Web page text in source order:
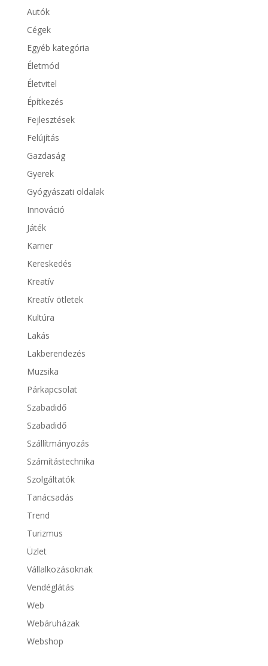
Autók
Cégek
Egyéb kategória
Életmód
Életvitel
Építkezés
Fejlesztések
Felújítás
Gazdaság
Gyerek
Gyógyászati oldalak
Innováció
Játék
Karrier
Kereskedés
Kreatív
Kreatív ötletek
Kultúra
Lakás
Lakberendezés
Muzsika
Párkapcsolat
Szabadidő
Szabadidő
Szállítmányozás
Számítástechnika
Szolgáltatók
Tanácsadás
Trend
Turizmus
Üzlet
Vállalkozásoknak
Vendéglátás
Web
Webáruházak
Webshop